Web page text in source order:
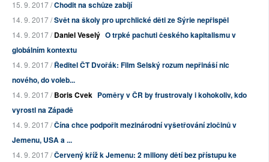
15. 9. 2017 /Chodit na schůze zabíjí
14. 9. 2017 /Svět na školy pro uprchlické děti ze Sýrie nepřispěl
14. 9. 2017 /Daniel Veselý O trpké pachuti českého kapitalismu v
globálním kontextu
14. 9. 2017 /Ředitel ČT Dvořák: Film Selský rozum nepřináší nic
nového, do voleb...
14. 9. 2017 /Boris Cvek Poměry v ČR by frustrovaly i kohokoliv, kdo
vyrostl na Západě
14. 9. 2017 /Čína chce podpořit mezinárodní vyšetřování zločinů v
Jemenu, USA a ...
14. 9. 2017 /Červený kříž k Jemenu: 2 miliony dětí bez přístupu ke